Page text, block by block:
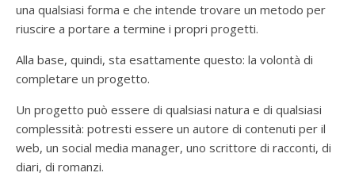
una qualsiasi forma e che intende trovare un metodo per
riuscire a portare a termine i propri progetti.
Alla base, quindi, sta esattamente questo: la volontà di
completare un progetto.
Un progetto può essere di qualsiasi natura e di qualsiasi
complessità: potresti essere un autore di contenuti per il
web, un social media manager, uno scrittore di racconti, di
diari, di romanzi.